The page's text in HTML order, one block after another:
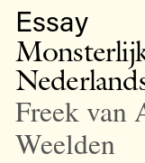
Essay
Freek van
Weelden